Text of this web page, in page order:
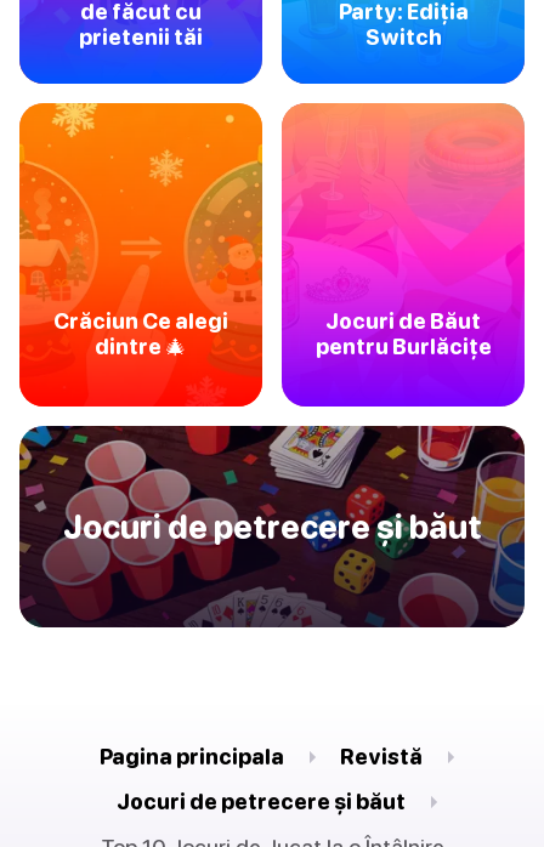
de făcut cu
prietenii tăi
Party: Ediția
Switch
Crăciun Ce alegi
dintre 🎄
Jocuri de Băut
pentru Burlăcițe
Jocuri de petrecere și băut
Pagina principala
Revistă
Jocuri de petrecere și băut